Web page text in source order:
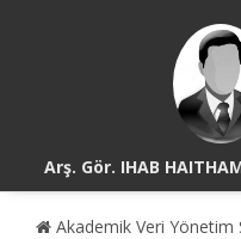
Arş. Gör. IHAB
Akademik Veri Yönetim